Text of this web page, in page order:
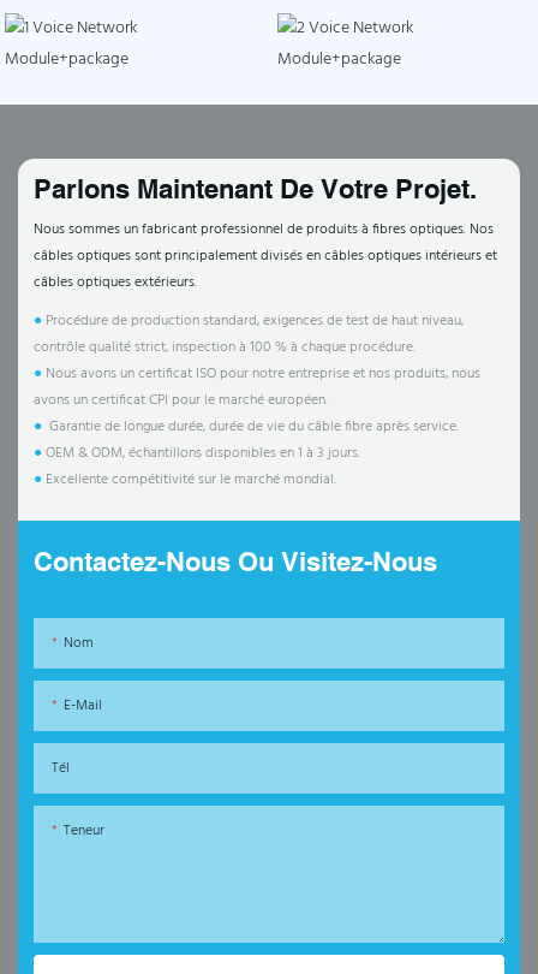
Parlons Maintenant De Votre Projet.
Nous sommes un fabricant professionnel de produits à fibres optiques. Nos
câbles optiques sont principalement divisés en câbles optiques intérieurs et
câbles optiques extérieurs.
● Procédure de production standard, exigences de test de haut niveau,
contrôle qualité strict, inspection à 100 % à chaque procédure.
● Nous avons un certificat ISO pour notre entreprise et nos produits, nous
avons un certificat CPI pour le marché européen.
● Garantie de longue durée, durée de vie du câble fibre après service.
●OEM & ODM, échantillons disponibles en 1 à 3 jours.
● Excellente compétitivité sur le marché mondial.
Contactez-Nous Ou Visitez-Nous
Nom
E-Mail
Tél
Teneur